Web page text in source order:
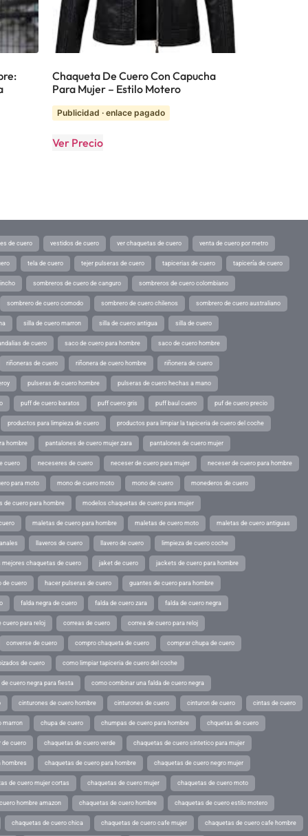
Chaqueta De Cuero Con Capucha
Para Mujer – Estilo Motero
Publicidad · enlace pagado
Ver Precio
de cuero vestidos de cuero ver chaquetas de cuero venta de cuero por metro
tela de cuero tejer pulseras de cuero tapicerias de cuero tapicería de cuero
sombreros de cuero de canguro sombreros de cuero colombiano
sombrero de cuero comodo sombrero de cuero chilenos sombrero de cuero australiano
silla de cuero marron silla de cuero antigua silla de cuero
de cuero saco de cuero para hombre saco de cuero hombre
riñoneras de cuero riñonera de cuero hombre riñonera de cuero
pulseras de cuero hombre pulseras de cuero hechas a mano
puff de cuero baratos puff cuero gris puff baul cuero puf de cuero precio
productos para limpieza de cuero productos para limpiar la tapiceria de cuero del coche
hombre pantalones de cuero mujer zara pantalones de cuero mujer
cuero neceseres de cuero neceser de cuero para mujer neceser de cuero para hombre
para moto mono de cuero moto mono de cuero monederos de cuero
de cuero para hombre modelos chaquetas de cuero para mujer
maletas de cuero para hombre maletas de cuero moto maletas de cuero antiguas
llaveros de cuero llavero de cuero limpieza de cuero coche
mejores chaquetas de cuero jaket de cuero jackets de cuero para hombre
de cuero hacer pulseras de cuero guantes de cuero para hombre
falda negra de cuero falda de cuero zara falda de cuero negra
cuero para reloj correas de cuero correa de cuero para reloj
converse de cuero compro chaqueta de cuero comprar chupa de cuero
de cuero como limpiar tapiceria de cuero del coche
cuero negra para fiesta como combinar una falda de cuero negra
cinturones de cuero hombre cinturones de cuero cinturon de cuero cintas de cuero
marron chupa de cuero chumpas de cuero para hombre chquetas de cuero
de cuero chaquetas de cuero verde chaquetas de cuero sintetico para mujer
hombres chaquetas de cuero para hombre chaquetas de cuero negro mujer
de cuero mujer cortas chaquetas de cuero mujer chaquetas de cuero moto
hombre amazon chaquetas de cuero hombre chaquetas de cuero estilo motero
chaquetas de cuero chica chaquetas de cuero cafe mujer chaquetas de cuero cafe hombre